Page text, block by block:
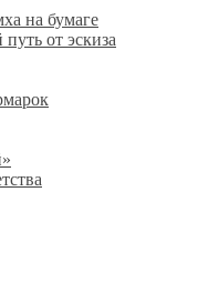
на бумаге
от эскиза